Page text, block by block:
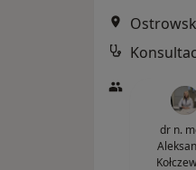
dr n.